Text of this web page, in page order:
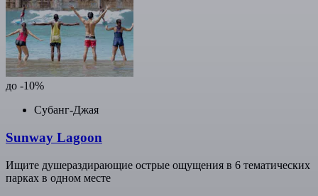
до -10%
Субанг-Джая
Sunway Lagoon
Ищите душераздирающие острые ощущения в 6 тематических
парках в одном месте